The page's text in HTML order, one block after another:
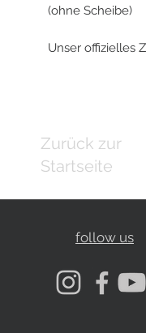
(ohne Scheibe)
Unser offizielles
Zurück zur
Startseite
follow us